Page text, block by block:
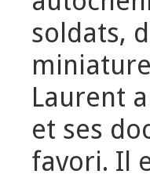
soldats,
Laurent
et ses
favori. Il